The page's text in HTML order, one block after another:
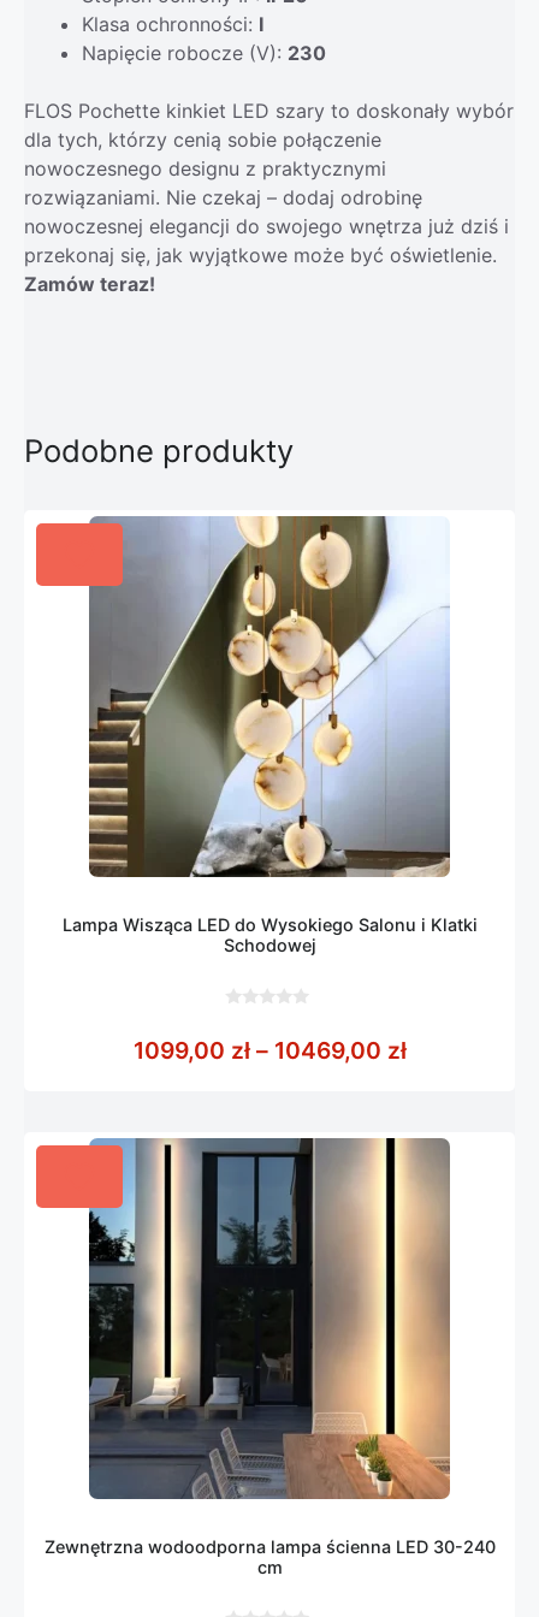
Klasa ochronności: I
Napięcie robocze (V): 230
FLOS Pochette kinkiet LED szary to doskonały wybór
dla tych, którzy cenią sobie połączenie
nowoczesnego designu z praktycznymi
rozwiązaniami. Nie czekaj – dodaj odrobinę
nowoczesnej elegancji do swojego wnętrza już dziś i
przekonaj się, jak wyjątkowe może być oświetlenie.
Zamów teraz!
Podobne produkty
Lampa Wisząca LED do Wysokiego Salonu i Klatki
Schodowej
5
1099,00 zł – 10469,00 złZakres
Zewnętrzna wodoodporna lampa ścienna LED 30-240
cm